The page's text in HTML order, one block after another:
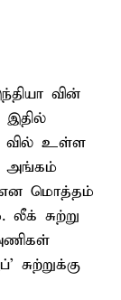
வின்
இதில்
வில் உள்ள
அங்கம்
என மொத்தம்
சுற்று